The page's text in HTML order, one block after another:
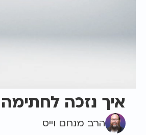
איך נזכה
הרב מנחם וייס